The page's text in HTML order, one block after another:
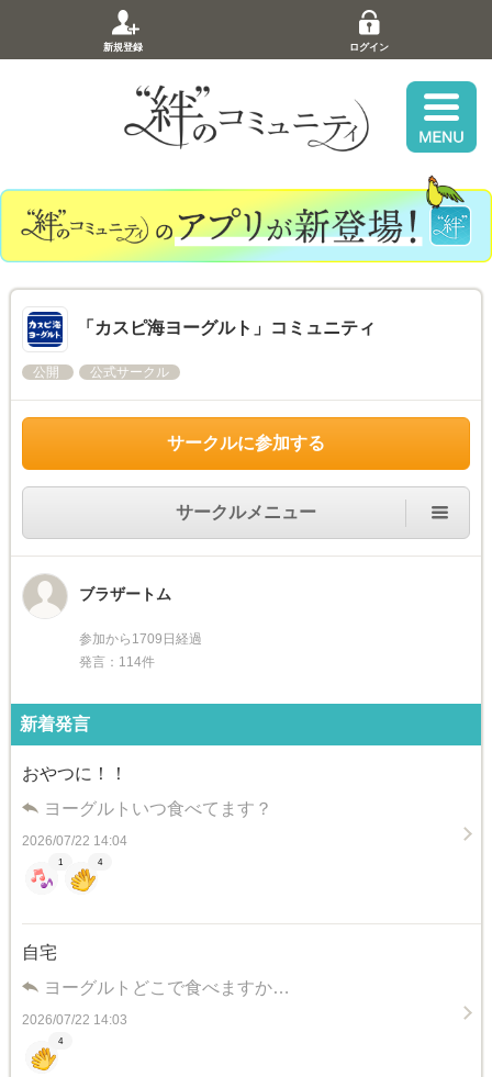
新規登録 ログイン
「カスピ海ヨーグルト」コミュニティ
公開 公式サークル
サークルに参加する
サークルメニュー
ブラザートム
参加から1709日経過
発言：114件
新着発言
おやつに！！
ヨーグルトいつ食べてます？
2026/07/22 14:04
1 4
自宅
ヨーグルトどこで食べますか…
2026/07/22 14:03
4